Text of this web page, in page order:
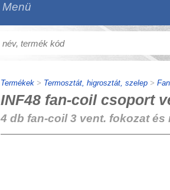
Menü
Termékek> Termosztát, higrosztát, szelep>
INF48 fan-coil csoport
4 db fan-coil 3 vent. fokozat